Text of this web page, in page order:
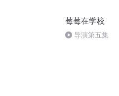
莓莓在学校
导演第五集